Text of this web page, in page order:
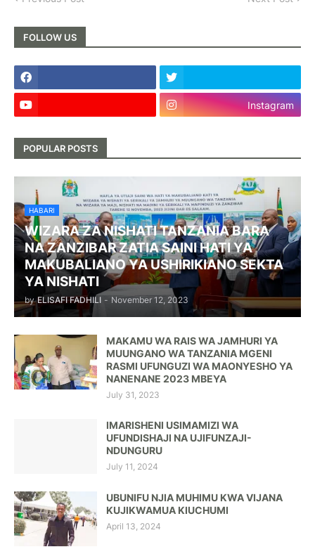
FOLLOW US
Instagram
POPULAR POSTS
HABARI
WIZARA ZA NISHATI TANZANIA BARA
NA ZANZIBAR ZATIA SAINI HATI YA
MAKUBALIANO YA USHIRIKIANO SEKTA
YA NISHATI
by ELISAFI FADHILI - November 12, 2023
MAKAMU WA RAIS WA JAMHURI YA
MUUNGANO WA TANZANIA MGENI
RASMI UFUNGUZI WA MAONYESHO YA
NANENANE 2023 MBEYA
July 31, 2023
IMARISHENI USIMAMIZI WA
UFUNDISHAJI NA UJIFUNZAJI-
NDUNGURU
July 11, 2024
UBUNIFU NJIA MUHIMU KWA VIJANA
KUJIKWAMUA KIUCHUMI
April 13, 2024